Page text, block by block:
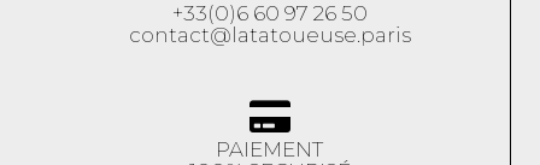
+33(0)6 60 97 26 50
contact@latatoueuse.paris
PAIEMENT